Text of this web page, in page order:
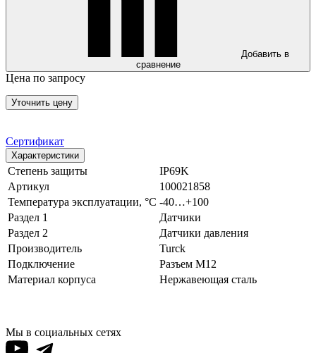
Добавить в
сравнение
Цена по запросу
Уточнить цену
Сертификат
Характеристики
Степень защиты
IP69K
Артикул
100021858
Температура эксплуатации, °С -40…+100
Раздел 1
Датчики
Раздел 2
Датчики давления
Производитель
Turck
Подключение
Разъем M12
Материал корпуса
Нержавеющая сталь
Мы в социальных сетях